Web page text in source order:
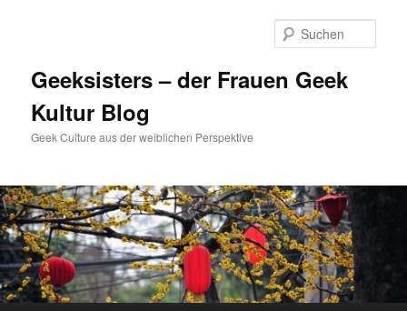
Geeksisters – der Frauen Geek
Kultur Blog
Geek Culture aus der weiblichen Perspektive